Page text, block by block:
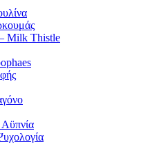
Milk Thistle